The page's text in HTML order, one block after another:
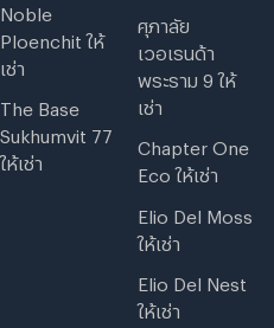
Noble
Ploenchit ให้
เช่า
The Base
Sukhumvit 77
ให้เช่า
ศุภาลัย
เวอเรนด้า
พระราม 9 ให้
เช่า
Chapter One
Eco ให้เช่า
Elio Del Moss
ให้เช่า
Elio Del Nest
ให้เช่า